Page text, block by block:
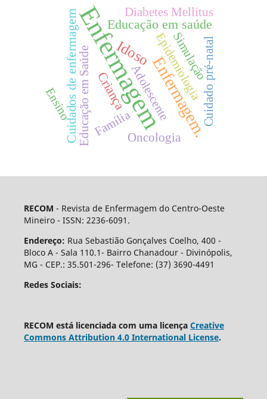
EnfermagemEnfermagem.
Idoso
Cuidados de enfermagem Criança
Educação em saúde
Cuidado pré-natal
Educação em Saúde Adolescente
Família
Ensino
Epidemiologia
Diabetes Mellitus
Oncologia
Simulação
RECOM - Revista de Enfermagem do Centro-Oeste
Mineiro - ISSN: 2236-6091.
Endereço: Rua Sebastião Gonçalves Coelho, 400 -
Bloco A - Sala 110.1- Bairro Chanadour - Divinópolis,
MG - CEP.: 35.501-296- Telefone: (37) 3690-4491
Redes Sociais:
RECOM está licenciada com uma licença Creative
Commons Attribution 4.0 International License.